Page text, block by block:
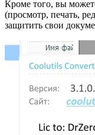
Кроме того, вы
(просмотр, печать,
защитить свои